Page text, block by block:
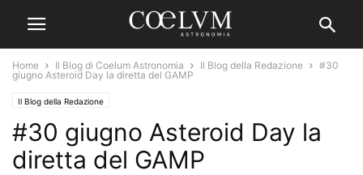
Home Il Blog di Coelum Astronomia Il Blog della Redazione
#30
giugno Asteroid Day la diretta del GAMP
Il Blog della Redazione
#30 giugno Asteroid Day la
diretta del GAMP